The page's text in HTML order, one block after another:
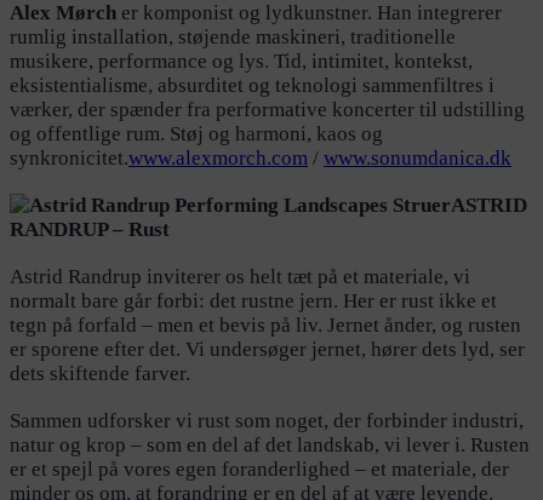
Alex Mørch er komponist og lydkunstner. Han integrerer
rumlig installation, støjende maskineri, traditionelle
musikere, performance og lys. Tid, intimitet, kontekst,
eksistentialisme, absurditet og teknologi sammenfiltres i
værker, der spænder fra performative koncerter til udstilling
og offentlige rum. Støj og harmoni, kaos og
synkronicitet.www.alexmorch.com / www.sonumdanica.dk
ASTRID
RANDRUP – Rust
Astrid Randrup inviterer os helt tæt på et materiale, vi
normalt bare går forbi: det rustne jern. Her er rust ikke et
tegn på forfald – men et bevis på liv. Jernet ånder, og rusten
er sporene efter det. Vi undersøger jernet, hører dets lyd, ser
dets skiftende farver.
Sammen udforsker vi rust som noget, der forbinder industri,
natur og krop – som en del af det landskab, vi lever i. Rusten
er et spejl på vores egen foranderlighed – et materiale, der
minder os om, at forandring er en del af at være levende.